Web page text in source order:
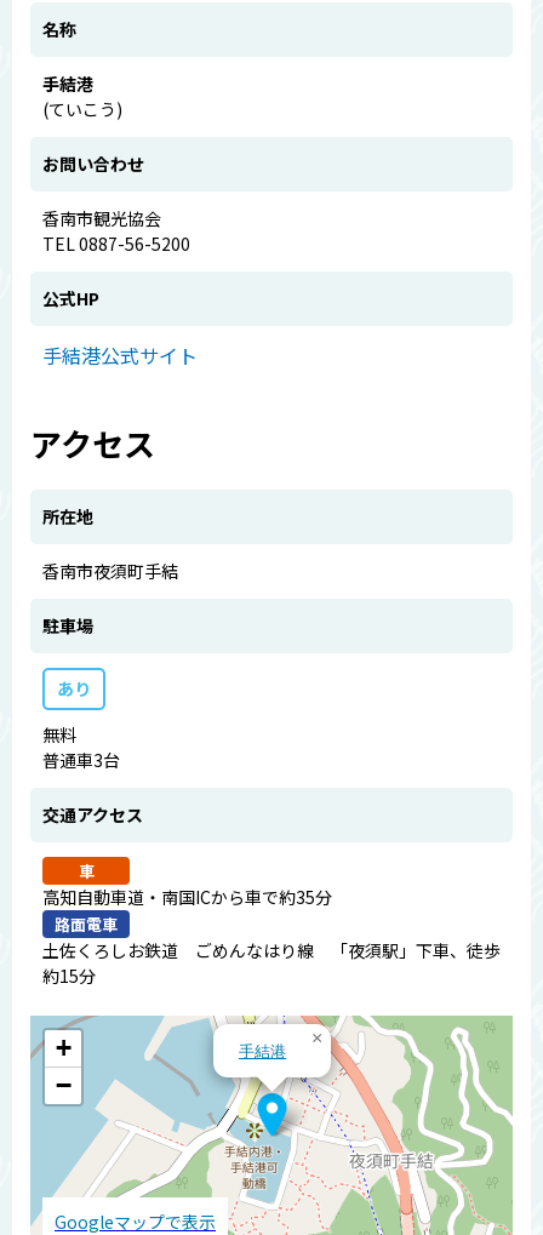
名称
手結港
(ていこう)
お問い合わせ
香南市観光協会
TEL 0887-56-5200
公式HP
手結港公式サイト
アクセス
所在地
香南市夜須町手結
駐車場
あり
無料
普通車3台
交通アクセス
車
高知自動車道・南国ICから車で約35分
路面電車
土佐くろしお鉄道 ごめんなはり線 「夜須駅」下車、徒歩
約15分
手結港
×
+
−
Googleマップで表示